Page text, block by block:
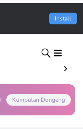
Install
Kumpulan Dongeng